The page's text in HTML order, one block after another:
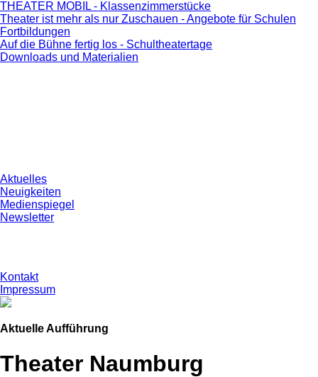
THEATER MOBIL - Klassenzimmerstücke
Theater ist mehr als nur Zuschauen - Angebote für Schulen
Fortbildungen
Auf die Bühne fertig los - Schultheatertage
Downloads und Materialien
Aktuelles
Neuigkeiten
Medienspiegel
Newsletter
Kontakt
Impressum
Aktuelle Aufführung
Theater Naumburg